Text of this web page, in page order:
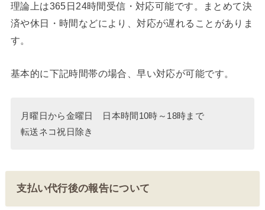
理論上は365日24時間受信・対応可能です。まとめて決
済や休日・時間などにより、対応が遅れることがありま
す。
基本的に下記時間帯の場合、早い対応が可能です。
月曜日から金曜日 日本時間10時～18時まで
転送ネコ祝日除き
支払い代行後の報告について